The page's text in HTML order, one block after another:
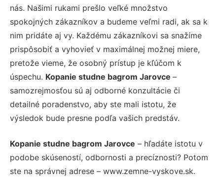
nás. Našimi rukami prešlo veľké množstvo
spokojných zákazníkov a budeme veľmi radi, ak sa k
nim pridáte aj vy. Každému zákazníkovi sa snažíme
prispôsobiť a vyhovieť v maximálnej možnej miere,
pretože vieme, že osobný prístup je kľúčom k
úspechu. Kopanie studne bagrom Jarovce –
samozrejmosťou sú aj odborné konzultácie či
detailné poradenstvo, aby ste mali istotu, že
výsledok bude presne podľa vašich predstáv.
Kopanie studne bagrom Jarovce – hľadáte istotu v
podobe skúseností, odbornosti a precíznosti? Potom
ste na správnej adrese – www.zemne-vyskove.sk.